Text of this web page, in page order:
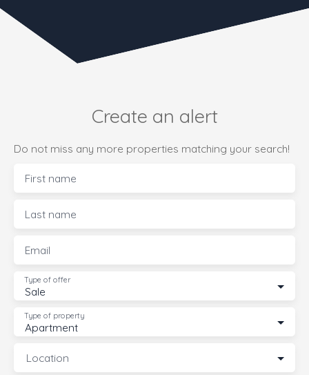
Create an alert
Do not miss any more properties matching your search!
First name
Last name
Email
Sale
Type of offer
Apartment
Type of property
Location